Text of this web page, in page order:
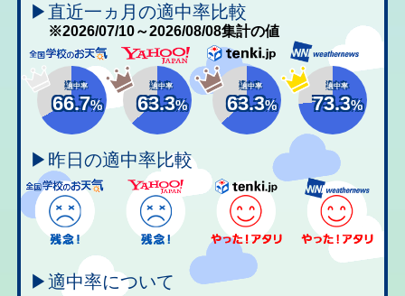
▶直近一ヵ月の適中率比較
※2026/07/10～2026/08/08集計の値
適中率
66.7%
適中率
63.3%
適中率
63.3%
適中率
73.3%
▶昨日の適中率比較
▶適中率について